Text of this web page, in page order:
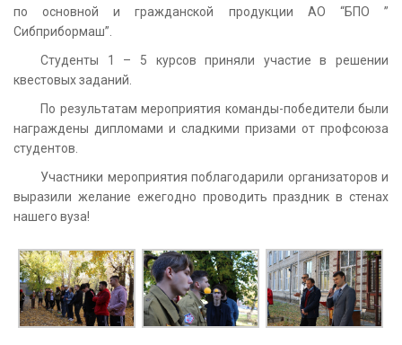
по основной и гражданской продукции АО “БПО ”
Сибприбормаш”.
Студенты 1 – 5 курсов приняли участие в решении
квестовых заданий.
По результатам мероприятия команды-победители были
награждены дипломами и сладкими призами от профсоюза
студентов.
Участники мероприятия поблагодарили организаторов и
выразили желание ежегодно проводить праздник в стенах
нашего вуза!